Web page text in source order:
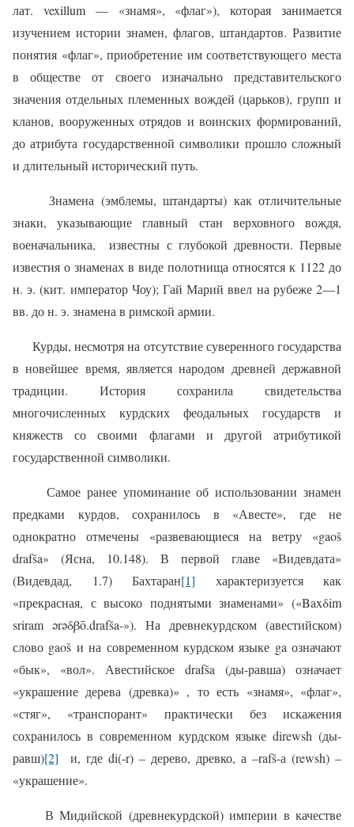
лат. vexillum — «знамя», «флаг»), которая занимается
изучением истории знамен, флагов, штандартов. Развитие
понятия «флаг», приобретение им соответствующего места
в обществе от своего изначально представительского
значения отдельных племенных вождей (царьков), групп и
кланов, вооруженных отрядов и воинских формирований,
до атрибута государственной символики прошло сложный
и длительный исторический путь.
Знамена (эмблемы, штандарты) как отличительные
знаки, указывающие главный стан верховного вождя,
военачальника,
известны с глубокой древности. Первые
известия о знаменах в виде полотнища относятся к 1122 до
н. э. (кит. император Чоу); Гай Марий ввел на рубеже 2—1
вв. до н. э. знамена в римской армии.
Курды, несмотря на отсутствие суверенного государства
в новейшее время, является народом древней державной
традиции. История сохранила свидетельства
многочисленных курдских феодальных государств и
княжеств со своими флагами и другой атрибутикой
государственной символики.
Самое ранее упоминание об использовании знамен
предками курдов, сохранилось в «Авесте», где не
однократно отмечены «развевающиеся на ветру «gaoš
drafša» (Ясна, 10.148). В первой главе «Видевдата»
(Видевдад, 1.7) Бахтаран[1] характеризуется как
«прекрасная, с высоко поднятыми знаменами» («Baxδim
sriram ərəδβō.drafša-»). На древнекурдском (авестийском)
слово gaoš и на современном курдском языке ga означают
«бык», «вол». Авестийское drafša (ды-равша) означает
«украшение дерева (древка)» , то есть «знамя», «флаг»,
«стяг», «транспорант» практически без искажения
сохранилось в современном курдском языке direwsh (ды-
равш)[2] и, где di(-r) – дерево, древко, а –rafš-а (rewsh) –
«украшение».
В Мидийской (древнекурдской) империи в качестве